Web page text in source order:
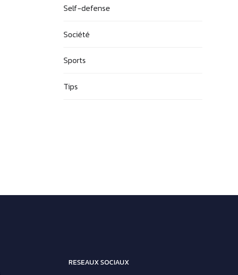
Self-defense
Société
Sports
Tips
RESEAUX SOCIAUX